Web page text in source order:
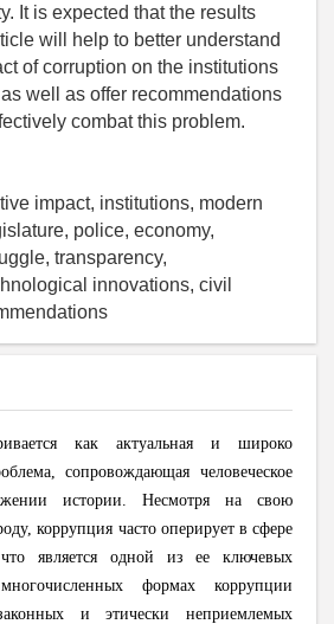
It is expected that the results
will help to better understand
of corruption on the institutions
well as offer recommendations
combat this problem.
impact, institutions, modern
police, economy,
transparency,
innovations, civil
как актуальная и широко
сопровождающая человеческое
истории. Несмотря на свою
коррупция часто оперирует в сфере
является одной из ее ключевых
формах коррупции
и этически неприемлемых